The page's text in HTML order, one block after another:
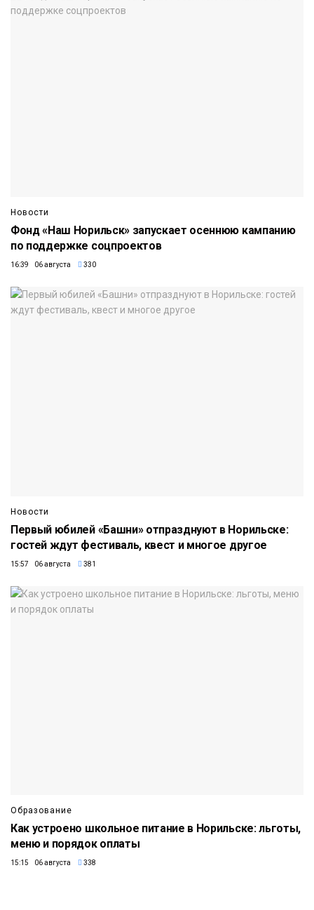
Новости
Фонд «Наш Норильск» запускает осеннюю кампанию
по поддержке соцпроектов
16:39 06 августа 330
Новости
Первый юбилей «Башни» отпразднуют в Норильске:
гостей ждут фестиваль, квест и многое другое
15:57 06 августа 381
Образование
Как устроено школьное питание в Норильске: льготы,
меню и порядок оплаты
15:15 06 августа 338